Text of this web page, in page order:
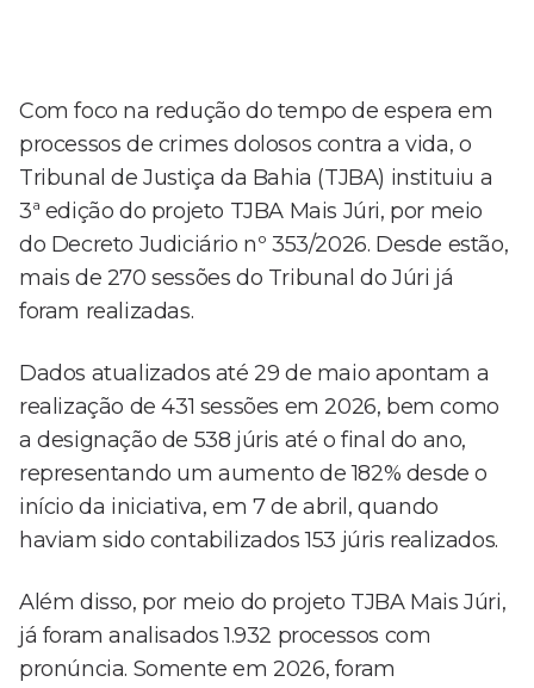
Com foco na redução do tempo de espera em
processos de crimes dolosos contra a vida, o
Tribunal de Justiça da Bahia (TJBA) instituiu a
3ª edição do projeto TJBA Mais Júri, por meio
do Decreto Judiciário nº 353/2026. Desde estão,
mais de 270 sessões do Tribunal do Júri já
foram realizadas.
Dados atualizados até 29 de maio apontam a
realização de 431 sessões em 2026, bem como
a designação de 538 júris até o final do ano,
representando um aumento de 182% desde o
início da iniciativa, em 7 de abril, quando
haviam sido contabilizados 153 júris realizados.
Além disso, por meio do projeto TJBA Mais Júri,
já foram analisados 1.932 processos com
pronúncia. Somente em 2026, foram